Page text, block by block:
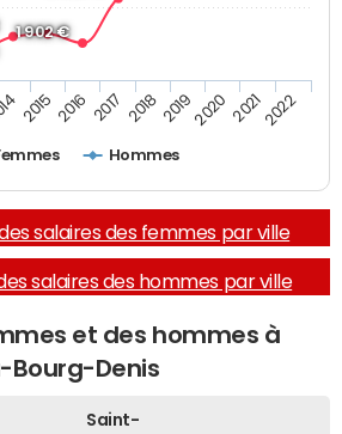
1 902 €
Hommes
2015 2016 2017 2018 20192020 20212022
salaires des femmes par ville
salaires des hommes par ville
et des hommes à
Bourg-Denis
Saint-